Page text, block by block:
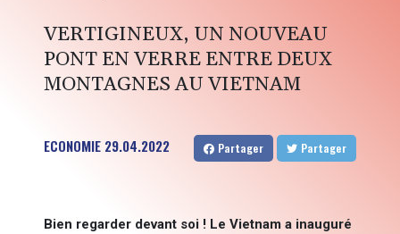
VERTIGINEUX, UN NOUVEAU
PONT EN VERRE ENTRE DEUX
MONTAGNES AU VIETNAM
ECONOMIE 29.04.2022 Partager Partager
Bien regarder devant soi ! Le Vietnam a inauguré